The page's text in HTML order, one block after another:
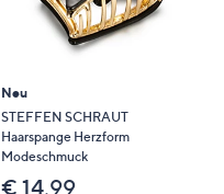
Neu
STEFFEN SCHRAUT
Haarspange Herzform
Modeschmuck
€ 14,99